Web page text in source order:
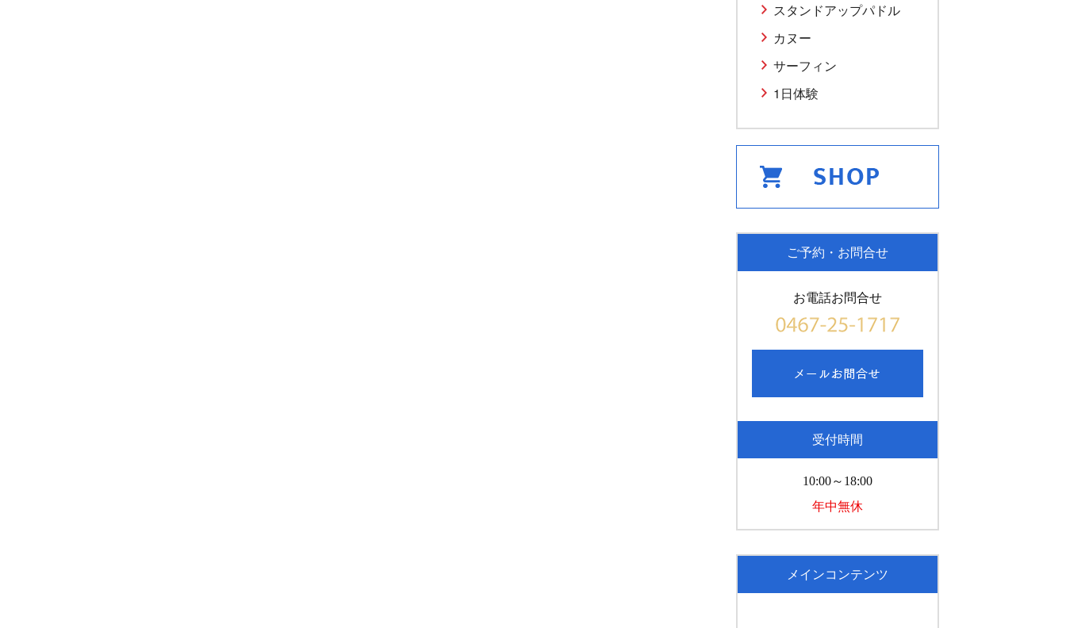
スタンドアップパドル
カヌー
サーフィン
1日体験
ご予約・お問合せ
お電話お問合せ
受付時間
10:00～18:00
年中無休
メインコンテンツ